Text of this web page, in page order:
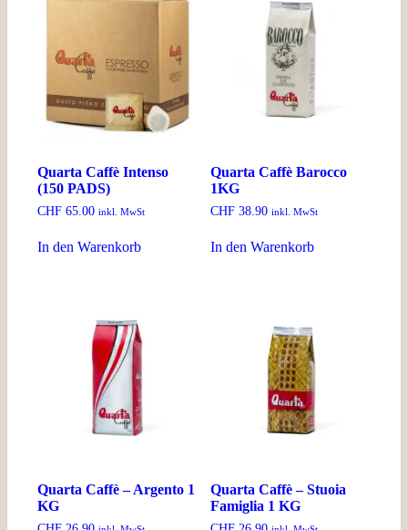
Quarta Caffè Intenso
(150 PADS)
CHF 65.00 inkl. MwSt
In den Warenkorb
Quarta Caffè Barocco
1KG
CHF 38.90 inkl. MwSt
In den Warenkorb
Quarta Caffè – Argento 1
KG
Quarta Caffè – Stuoia
Famiglia 1 KG